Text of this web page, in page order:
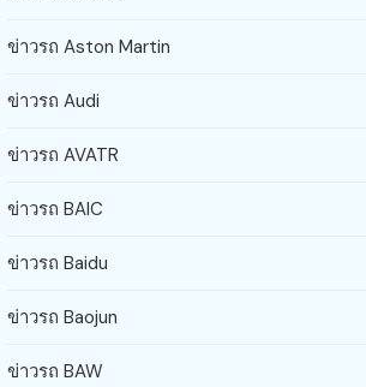
ข่าวรถ Aston Martin
ข่าวรถ Audi
ข่าวรถ AVATR
ข่าวรถ BAIC
ข่าวรถ Baidu
ข่าวรถ Baojun
ข่าวรถ BAW